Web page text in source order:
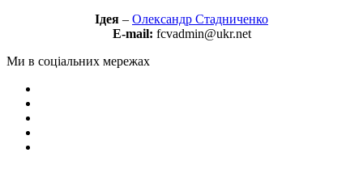
Ідея – Олександр Стадниченко
E-mail: fcvadmin@ukr.net
Ми в соціальних мережах